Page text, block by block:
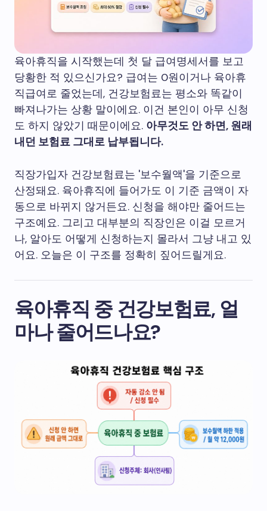
육아휴직을 시작했는데 첫 달 급여명세서를 보고
당황한 적 있으신가요? 급여는 0원이거나 육아휴
직급여로 줄었는데, 건강보험료는 평소와 똑같이
빠져나가는 상황 말이에요. 이건 본인이 아무 신청
도 하지 않았기 때문이에요. 아무것도 안 하면, 원래
내던 보험료 그대로 납부됩니다.
직장가입자 건강보험료는 '보수월액'을 기준으로
산정돼요. 육아휴직에 들어가도 이 기준 금액이 자
동으로 바뀌지 않거든요. 신청을 해야만 줄어드는
구조예요. 그리고 대부분의 직장인은 이걸 모르거
나, 알아도 어떻게 신청하는지 몰라서 그냥 내고 있
어요. 오늘은 이 구조를 정확히 짚어드릴게요.
육아휴직 중 건강보험료, 얼
마나 줄어드나요?